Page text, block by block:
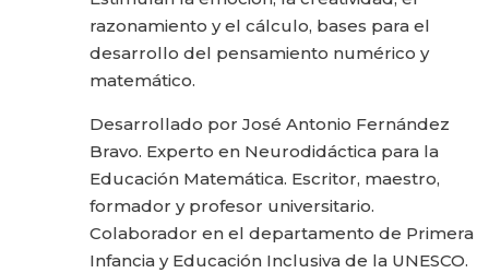
razonamiento y el cálculo, bases para el
desarrollo del pensamiento numérico y
matemático.
Desarrollado por José Antonio Fernández
Bravo. Experto en Neurodidáctica para la
Educación Matemática. Escritor, maestro,
formador y profesor universitario.
Colaborador en el departamento de Primera
Infancia y Educación Inclusiva de la UNESCO.